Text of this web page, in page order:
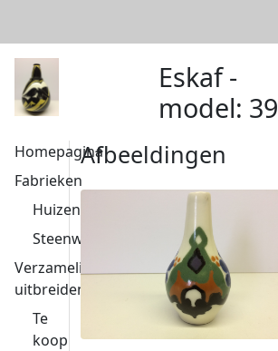
Eskaf -
model: 39
Homepagina
Fabrieken
Huizen
Steenwijk
Verzameling
uitbreiden
Te
koop
Afbeeldingen